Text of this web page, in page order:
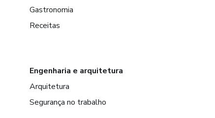
Gastronomia
Receitas
Engenharia e arquitetura
Arquitetura
Segurança no trabalho